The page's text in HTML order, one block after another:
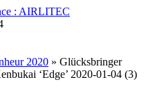
: AIRLITEC
2020 » Glücksbringer
‘Edge’ 2020-01-04 (3)